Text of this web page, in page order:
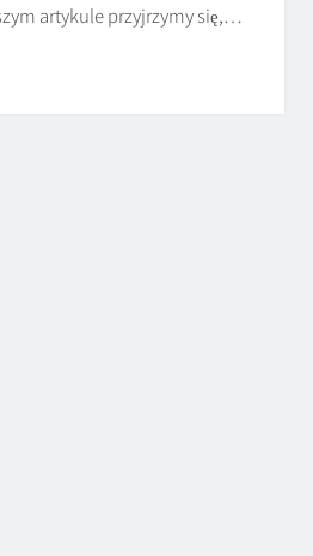
artykule przyjrzymy się,…